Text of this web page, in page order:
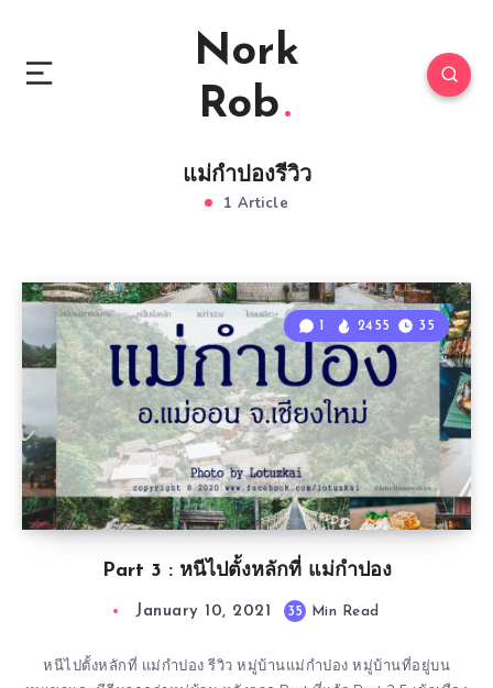
Nork
Rob
แม่กำปองรีวิว
1 Article
Part 3 : หนีไปตั้งหลักที่ แม่กำปอง
1 2455 35
January 10, 2021 35 Min Read
หนีไปตั้งหลักที่ แม่กำปอง รีวิว หมู่บ้านแม่กำปอง หมู่บ้านที่อยู่บน